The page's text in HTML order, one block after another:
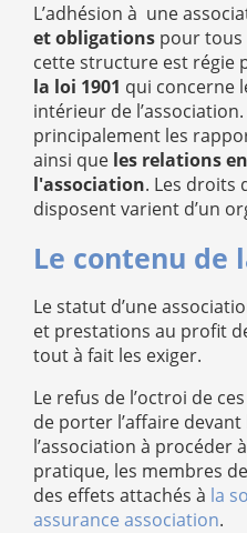
L’adhésion à une
et obligations pour tous
cette structure est régie
la loi 1901 qui concerne
intérieur de
principalement les
ainsi que les relations
l'association. Les droits
disposent varient d’un
Le contenu de
Le statut d’une
et prestations au profit
tout à fait les exiger.
Le refus de l’octroi de
de porter l’affaire
l’association à procéder à
pratique, les membres
des effets attachés à la
assurance association.